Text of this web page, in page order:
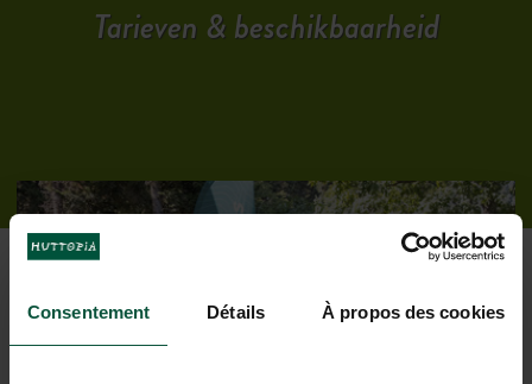
Consentement Détails À propos des cookies
Tarieven & beschikbaarheid